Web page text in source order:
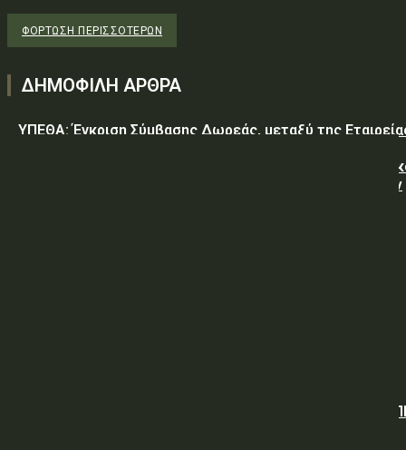
ΦΌΡΤΩΣΗ ΠΕΡΙΣΣΟΤΈΡΩΝ
ΔΗΜΟΦΙΛΗ ΑΡΘΡΑ
ΥΠΕΘΑ: Έγκριση Σύμβασης Δωρεάς, μεταξύ της
Ελληνικού Δημοσίου – Υπουργείο-Εθνικής Άμυνας-
Επιτελείο Αεροπορίας-Σχολή Μονίμων Υπαξιωματικών
Όμιλος ΔΕΗ: Νέα συμφωνία για χαρτοφυλάκιο έργων